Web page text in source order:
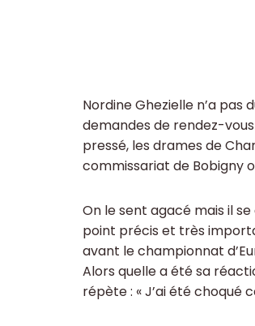
Nordine Ghezielle n’a
demandes de rendez-
pressé, les drames de
commissariat de Bobigny
On le sent agacé mais il
point précis et très
avant le championnat
Alors quelle a été sa
répète : « J’ai été choqué